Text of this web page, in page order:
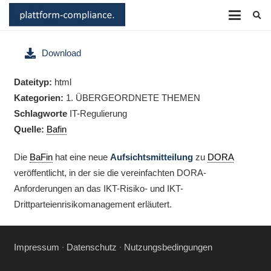
Die BaFinhat eine neue Aufsichtsmitteilung zu DORA
veröffentlicht, in der sie die vereinfachten DORA-
Anforderungen an das IKT-Risiko- und IKT-
Drittparteienrisikomanagement erläutert.
Download
Dateityp: html
Kategorien: 1. ÜBERGEORDNETE THEMEN
Schlagworte IT-Regulierung
Quelle: Bafin
Impressum ∙ Datenschutz ∙ Nutzungsbedingungen